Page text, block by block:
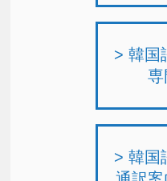
> 韓国
専
> 韓国